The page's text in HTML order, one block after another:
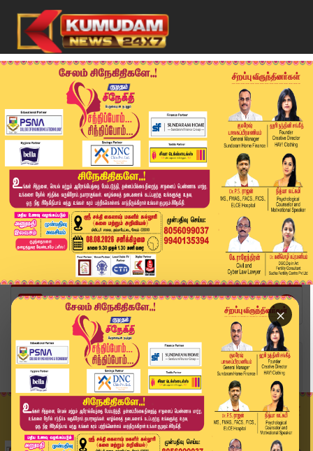
×
Home
வீடியோ ஸ்டோரி
District News | June 16 2026 | Tamil News Today...